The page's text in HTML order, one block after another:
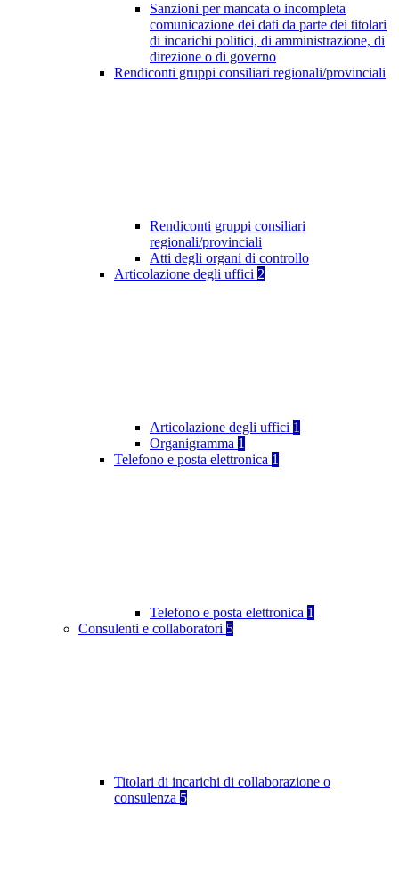
Sanzioni per mancata o incompleta
comunicazione dei dati da parte dei titolari
di incarichi politici, di amministrazione, di
direzione o di governo
Rendiconti gruppi consiliari regionali/provinciali
Rendiconti gruppi consiliari
regionali/provinciali
Atti degli organi di controllo
Articolazione degli uffici 2
Articolazione degli uffici 1
Organigramma 1
Telefono e posta elettronica 1
Telefono e posta elettronica 1
Consulenti e collaboratori 5
Titolari di incarichi di collaborazione o
consulenza 5